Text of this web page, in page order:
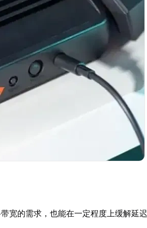
宽的需求，也能在一定程度上缓解延